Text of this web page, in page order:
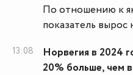
По отношению к
показатель вырос
13:08
Норвегия в 2024
20% больше, чем